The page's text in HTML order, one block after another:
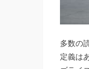
多数の
定義は